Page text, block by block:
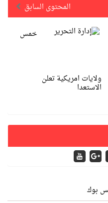
المحتوى السابق
خمس
ولايات امريكية تعلن
الاستعدا
بوك